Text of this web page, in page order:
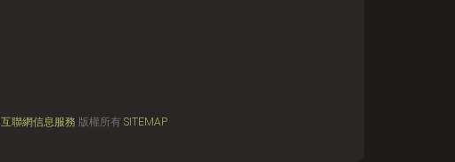
互聯網信息服務 版權所有 SITEMAP